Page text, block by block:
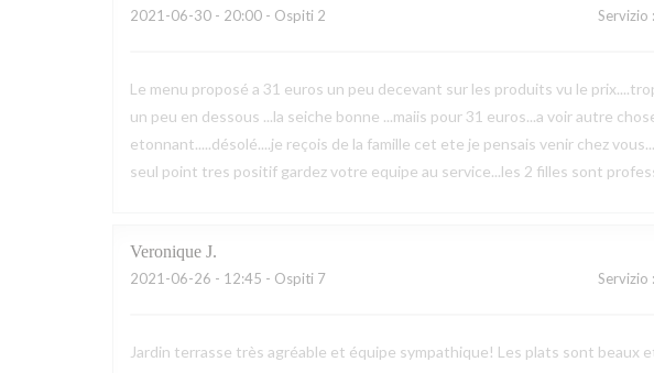
2021-06-30 - 20:00 - Ospiti 2 Servizio :
Le menu proposé a 31 euros un peu decevant sur les produits vu le
un peu en dessous ...la seiche bonne ...maiis pour 31 euros...a voir autre
etonnant.....désolé....je reçois de la famille cet ete je pensais venir chez
seul point tres positif gardez votre equipe au service...les 2 filles sont
Veronique J
2021-06-26 - 12:45 - Ospiti 7 Servizio :
Jardin terrasse très agréable et équipe sympathique! Les plats sont beaux